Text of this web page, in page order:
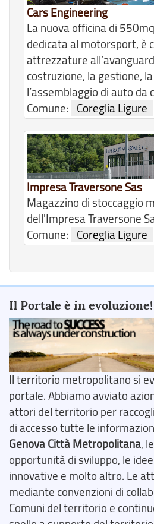
Cars Engineering
La nuova officina di
dedicata al motorsport, è
attrezzature
costruzione, la gestione,
l’assemblaggio di auto da
Comune:
Coreglia Ligure
Impresa Traversone Sas
Magazzino di stoccaggio
dell'Impresa Traversone
Comune:
Coreglia Ligure
Il Portale è in evoluzione!
Il territorio metropolitano si
portale. Abbiamo avviato
attori del territorio per
di accesso tutte le
Genova Città Metropolitana,
opportunità di sviluppo, le
innovative e molto altro. Le
mediante convenzioni di
Comuni del territorio e